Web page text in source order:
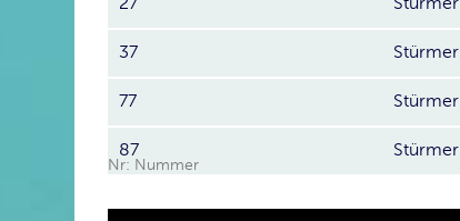
37 Stürmer
77 Stürmer
87 Stürmer
Nr: Nummer